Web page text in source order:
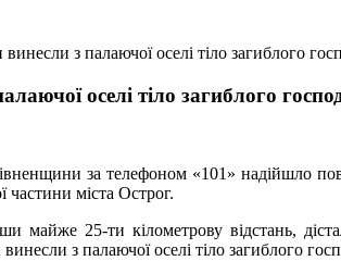
з палаючої оселі тіло загиблого
оселі тіло загиблого
за телефоном «101» надійшло
частини міста Острог.
майже 25-ти кілометрову відстань,
з палаючої оселі тіло загиблого